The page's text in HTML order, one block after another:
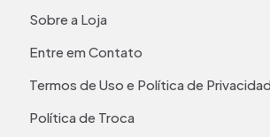
Sobre a Loja
Entre em Contato
Termos de Uso e Política de
Política de Troca